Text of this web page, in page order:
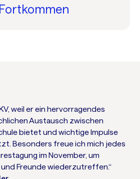
weil er ein hervorragendes
Austausch zwischen
bietet und wichtige Impulse
Besonders freue ich mich jedes
im November, um
und Freunde wiederzutreffen.“